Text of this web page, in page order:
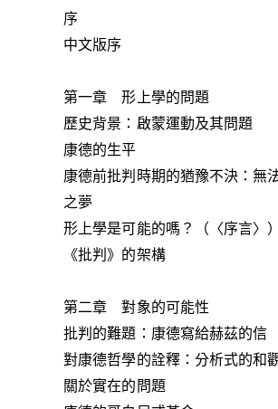
序
中文版序
第一章 形上學的問題
歷史背景：啟蒙運動及其問題
康德的生平
康德前批判時期的猶豫不決：無
之夢
形上學是可能的嗎？（〈序言〉）
《批判》的架構
第二章 對象的可能性
批判的難題：康德寫給赫茲的信
對康德哲學的詮釋：分析式的和
關於實在的問題